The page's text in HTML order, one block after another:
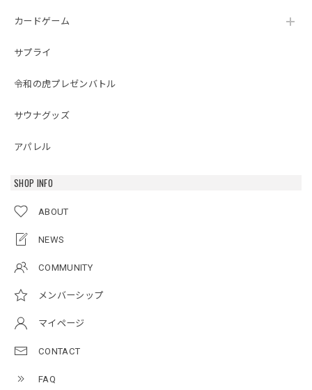
カードゲーム
サプライ
令和の虎プレゼンバトル
サウナグッズ
アパレル
SHOP INFO
ABOUT
NEWS
COMMUNITY
メンバーシップ
マイページ
CONTACT
FAQ